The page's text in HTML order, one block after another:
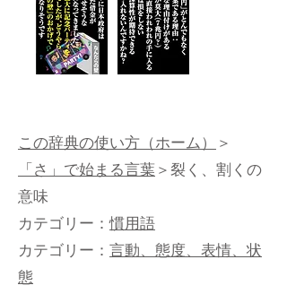
この辞典の使い方（ホーム）＞
「さ」で始まる言葉＞裂く、割くの
意味
カテゴリー：慣用語
カテゴリー： 言動、態度、表情、状
態